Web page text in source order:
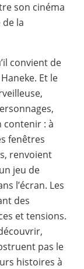
son cinéma
la
convient de
Et le
contenir : à
fenêtres
renvoient
jeu de
l’écran. Les
des
et tensions.
pas le
histoires à